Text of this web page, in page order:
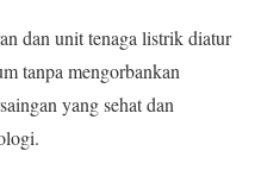
dan unit tenaga listrik diatur
tanpa mengorbankan
yang sehat dan